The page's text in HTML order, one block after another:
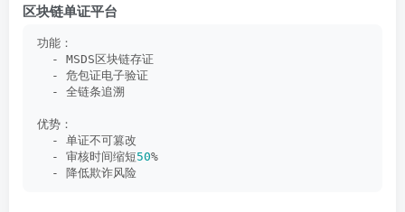
区块链单证平台
功能：
  - MSDS区块链存证
  - 危包证电子验证
  - 全链条追溯
优势：
  - 单证不可篡改
  - 审核时间缩短
50%
  - 降低欺诈风险